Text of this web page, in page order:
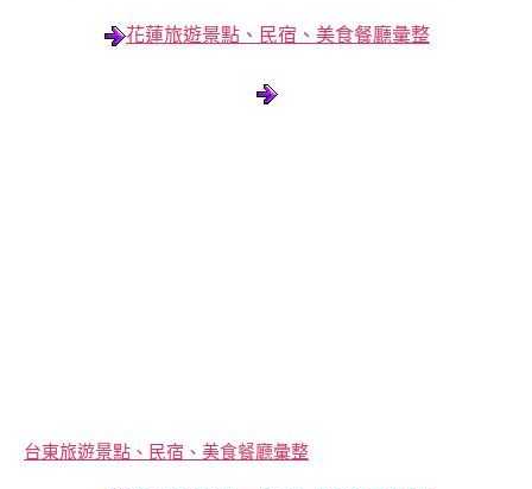
花蓮旅遊景點、民宿、美食餐廳彙整
台東旅遊景點、民宿、美食餐廳彙整